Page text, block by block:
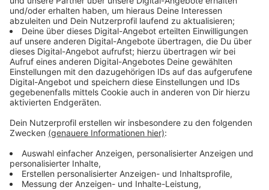
Anzeige
Wie gefährlich ist das Affenpocken-Virus für
diejenigen, die sich damit angesteckt haben?
Anzeige
Es ist eine ernstzunehmende Krankheit, sagen
Mediziner. In der Regel verursacht das Virus meist nur
milde Symptome wie Fieber, Kopf- und
Muskelschmerzen und eben diesen pockenartigen
Hautausschlag. Gefährlich werden kann eine Infektion